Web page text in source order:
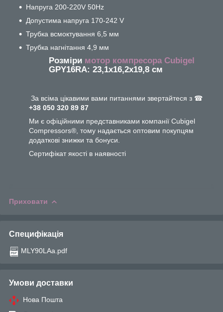
Напруга 200-220V 50Hz
Допустима напруга 170-242 V
Трубка всмоктування 6,5 мм
Трубка нагнітання 4,9 мм
Розміри мотор компресора Cubigel
GPY16RA: 23,1х16,2х19,8 см
За всіма цікавими вами питаннями звертайтеся з ☎
+38 050 320 89 87
Ми є офіційними представниками компанії Cubigel
Compressors®, тому надається оптовим покупцям
додаткові знижки та бонуси.
Сертифікат якості в наявності
Приховати
Специфікація
MLY90LAa.pdf
Умови доставки
Нова Пошта